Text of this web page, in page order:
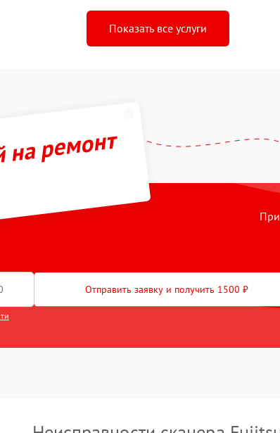
Показать все услуги
ремонт
Отправить заявку и получить 1500 ₽